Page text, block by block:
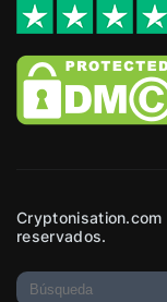
reservados.